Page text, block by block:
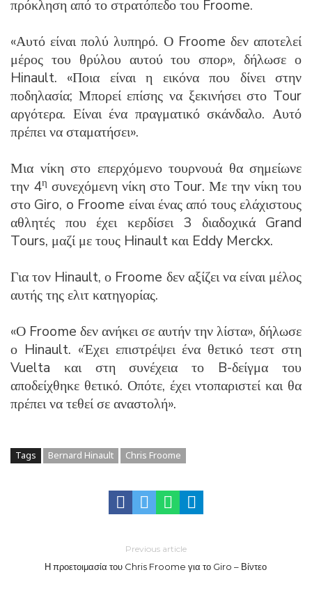
πρόκληση από το στρατόπεδο του Froome.
«Αυτό είναι πολύ λυπηρό. Ο Froome δεν αποτελεί
μέρος του θρύλου αυτού του σπορ», δήλωσε ο
Hinault. «Ποια είναι η εικόνα που δίνει στην
ποδηλασία; Μπορεί επίσης να ξεκινήσει στο Tour
αργότερα. Είναι ένα πραγματικό σκάνδαλο. Αυτό
πρέπει να σταματήσει».
Μια νίκη στο επερχόμενο τουρνουά θα σημείωνε
την 4η συνεχόμενη νίκη στο Tour. Με την νίκη του
στο Giro, o Froome είναι ένας από τους ελάχιστους
αθλητές που έχει κερδίσει 3 διαδοχικά Grand
Tours, μαζί με τους Hinault και Eddy Merckx.
Για τον Hinault, ο Froome δεν αξίζει να είναι μέλος
αυτής της ελιτ κατηγορίας.
«Ο Froome δεν ανήκει σε αυτήν την λίστα», δήλωσε
ο Hinault. «Έχει επιστρέψει ένα θετικό τεστ στη
Vuelta και στη συνέχεια το B-δείγμα του
αποδείχθηκε θετικό. Οπότε, έχει ντοπαριστεί και θα
πρέπει να τεθεί σε αναστολή».
Tags Bernard Hinault Chris Froome
Previous article
Η προετοιμασία του Chris Froome για το Giro – Βίντεο